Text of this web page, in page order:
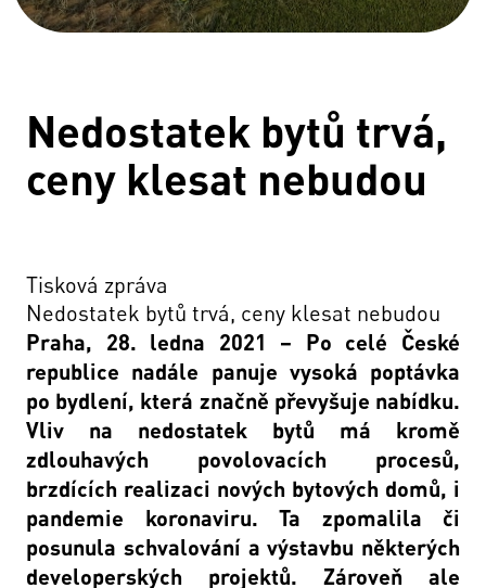
Nedostatek bytů trvá,
ceny klesat nebudou
Tisková zpráva
Nedostatek bytů trvá, ceny klesat nebudou
Praha, 28. ledna 2021 – Po celé České
republice nadále panuje vysoká poptávka
po bydlení, která značně převyšuje nabídku.
Vliv na nedostatek bytů má kromě
zdlouhavých povolovacích procesů,
brzdících realizaci nových bytových domů, i
pandemie koronaviru. Ta zpomalila či
posunula schvalování a výstavbu některých
developerských projektů. Zároveň ale